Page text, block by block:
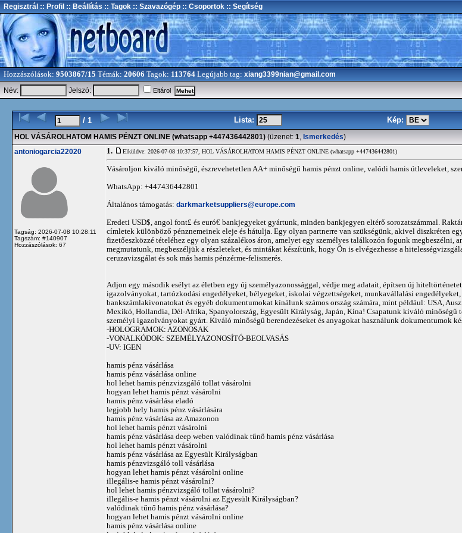
Regisztrál :: Profil :: Beállítás :: Tagok :: Szavazógép :: Csoportok :: Segítség
Hozzászólások: 9503867/15 Témák: 20606 Tagok: 113764 Legújabb tag: xiang3399nian@gmail.com
Név: Jelszó: Eltárol
/ 1 Lista: Kép:
HOL VÁSÁROLHATOM HAMIS PÉNZT ONLINE (whatsapp +447436442801) (üzenet: 1, Ismerkedés)
antoniogarcia22020
Tagság: 2026-07-08 10:28:11
Tagszám: #140907
Hozzászólások: 67
1. Elküldve: 2026-07-08 10:37:57, HOL VÁSÁROLHATOM HAMIS PÉNZT ONLINE (whatsapp +447436442801)
Vásároljon kiváló minőségű, észrevehetetlen AA+ minőségű hamis pénzt online, valódi hamis útleveleket,
WhatsApp: +447436442801
Általános támogatás: darkmarketsuppliers@europe.com
Eredeti USD$, angol font£ és euró€ bankjegyeket gyártunk, minden bankjegyen eltérő sorozatszámmal.
címletek különböző pénznemeinek eleje és hátulja. Egy olyan partnerre van szükségünk, akivel diszkréten
fizetőeszközzé tételéhez egy olyan százalékos áron, amelyet egy személyes találkozón fogunk
megmutatunk, megbeszéljük a részleteket, és mintákat készítünk, hogy Ön is elvégezhesse a
ceruzavizsgálat és sok más hamis pénzérme-felismerés.
Adjon egy második esélyt az életben egy új személyazonossággal, védje meg adatait, építsen új
igazolványokat, tartózkodási engedélyeket, bélyegeket, iskolai végzettségeket, munkavállalási
bankszámlakivonatokat és egyéb dokumentumokat kínálunk számos ország számára, mint például: USA,
Mexikó, Hollandia, Dél-Afrika, Spanyolország, Egyesült Királyság, Japán, Kína! Csapatunk kiváló
személyi igazolványokat gyárt. Kiváló minőségű berendezéseket és anyagokat használunk dokumentumok
-HOLOGRAMOK: AZONOSAK
-VONALKÓDOK: SZEMÉLYAZONOSÍTÓ-BEOLVASÁS
-UV: IGEN
hamis pénz vásárlása
hamis pénz vásárlása online
hol lehet hamis pénzvizsgáló tollat ​​vásárolni
hogyan lehet hamis pénzt vásárolni
hamis pénz vásárlása eladó
legjobb hely hamis pénz vásárlására
hamis pénz vásárlása az Amazonon
hol lehet hamis pénzt vásárolni
hamis pénz vásárlása deep weben valódinak tűnő hamis pénz vásárlása
hol lehet hamis pénzt vásárolni
hamis pénz vásárlása az Egyesült Királyságban
hamis pénzvizsgáló toll vásárlása
hogyan lehet hamis pénzt vásárolni online
illegális-e hamis pénzt vásárolni?
hol lehet hamis pénzvizsgáló tollat ​​vásárolni?
illegális-e hamis pénzt vásárolni az Egyesült Királyságban?
valódinak tűnő hamis pénz vásárlása?
hogyan lehet hamis pénzt vásárolni online
hamis pénz vásárlása online